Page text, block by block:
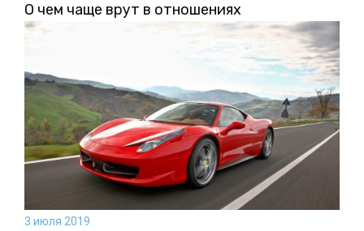
О чем чаще врут в отношениях
3 июля 2019